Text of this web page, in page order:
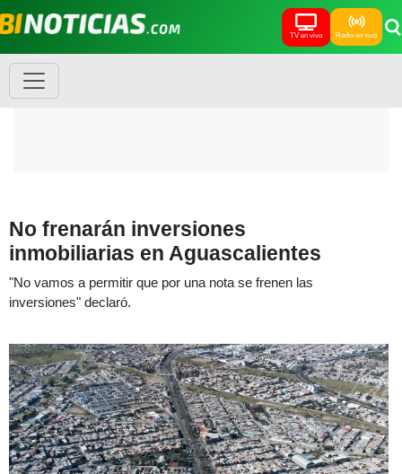
TV en vivo Radio en vivo
No frenarán inversiones
inmobiliarias en Aguascalientes
"No vamos a permitir que por una nota se frenen las
inversiones" declaró.